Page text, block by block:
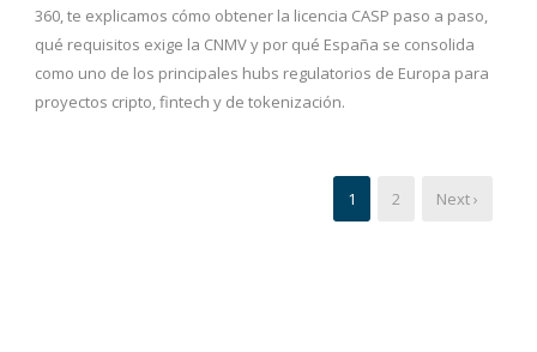
360, te explicamos cómo obtener la licencia CASP paso a paso,
qué requisitos exige la CNMV y por qué España se consolida
como uno de los principales hubs regulatorios de Europa para
proyectos cripto, fintech y de tokenización.
1 2 Next ›